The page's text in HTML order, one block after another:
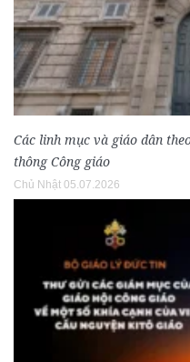
Các linh mục và giáo dân
thông Công giáo
Chủ Nhật 05.07.2026